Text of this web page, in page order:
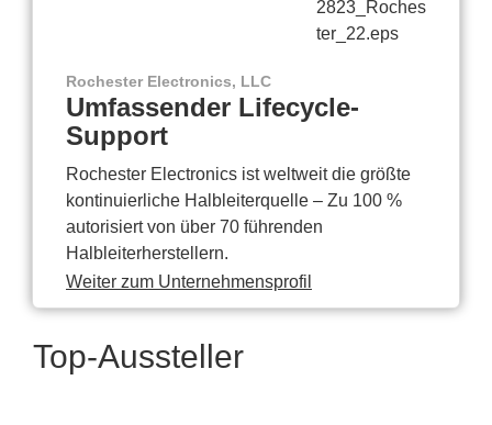
Rochester Electronics, LLC
Umfassender Lifecycle-
Support
Rochester Electronics ist weltweit die größte
kontinuierliche Halbleiterquelle – Zu 100 %
autorisiert von über 70 führenden
Halbleiterherstellern.
Weiter zum Unternehmensprofil
Top-Aussteller